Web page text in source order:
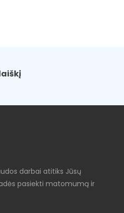
darbai atitiks Jūsų
pasiekti matomumą ir